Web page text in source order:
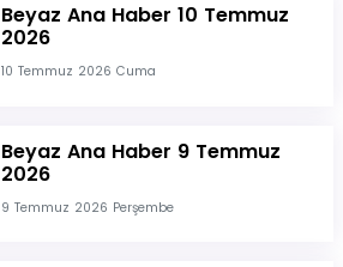
Beyaz Ana Haber 10 Temmuz
2026
10 Temmuz 2026 Cuma
Beyaz Ana Haber 9 Temmuz
2026
9 Temmuz 2026 Perşembe